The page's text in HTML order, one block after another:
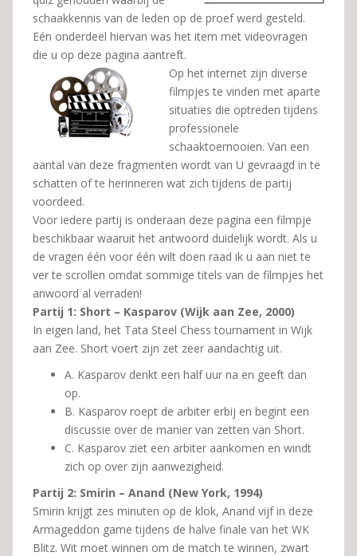
schaakkennis van de leden op de proef werd gesteld.
Eén onderdeel hiervan was het item met videovragen
die u op deze pagina aantreft.
Op het internet zijn diverse
filmpjes te vinden met aparte
situaties die optreden tijdens
professionele
schaaktoernooien. Van een
aantal van deze fragmenten wordt van U gevraagd in te
schatten of te herinneren wat zich tijdens de partij
voordeed.
Voor iedere partij is onderaan deze pagina een filmpje
beschikbaar waaruit het antwoord duidelijk wordt. Als u
de vragen één voor één wilt doen raad ik u aan niet te
ver te scrollen omdat sommige titels van de filmpjes het
anwoord al verraden!
Partij 1: Short – Kasparov (Wijk aan Zee, 2000)
In eigen land, het Tata Steel Chess tournament in Wijk
aan Zee. Short voert zijn zet zeer aandachtig uit.
A. Kasparov denkt een half uur na en geeft dan
op.
B. Kasparov roept de arbiter erbij en begint een
discussie over de manier van zetten van Short.
C. Kasparov ziet een arbiter aankomen en windt
zich op over zijn aanwezigheid.
Partij 2: Smirin – Anand (New York, 1994)
Smirin krijgt zes minuten op de klok, Anand vijf in deze
Armageddon game tijdens de halve finale van het WK
Blitz. Wit moet winnen om de match te winnen, zwart